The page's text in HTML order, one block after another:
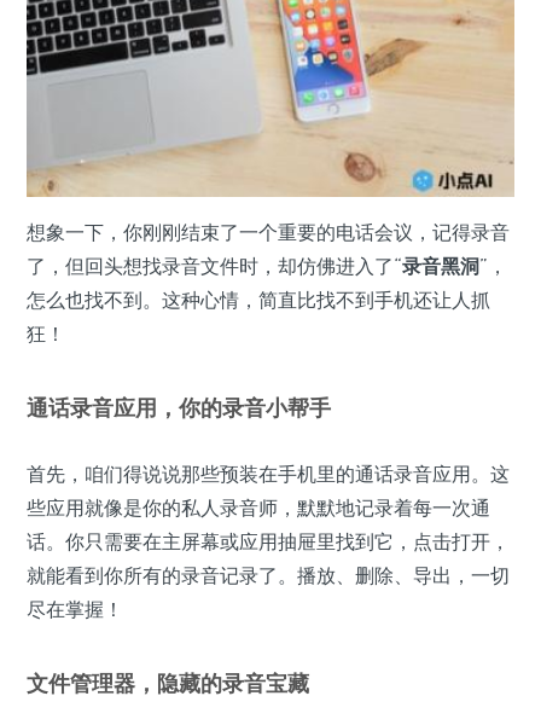
想象一下，你刚刚结束了一个重要的电话会议，记得录音
了，但回头想找录音文件时，却仿佛进入了“录音黑洞”，
怎么也找不到。这种心情，简直比找不到手机还让人抓
狂！
通话录音应用，你的录音小帮手
首先，咱们得说说那些预装在手机里的通话录音应用。这
些应用就像是你的私人录音师，默默地记录着每一次通
话。你只需要在主屏幕或应用抽屉里找到它，点击打开，
就能看到你所有的录音记录了。播放、删除、导出，一切
尽在掌握！
文件管理器，隐藏的录音宝藏